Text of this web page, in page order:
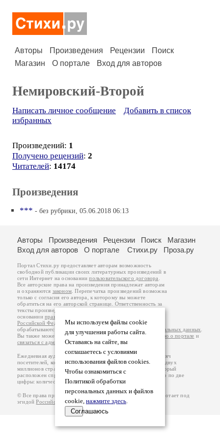
Авторы Произведения Рецензии
Поиск
Магазин
О портале Вход для авторов
Немировский-Второй
Написать личное сообщение
Добавить в список
избранных
Произведений: 1
Получено рецензий: 2
Читателей: 14174
Произведения
*** - без рубрики, 05.06.2018 06:13
Мы используем файлы cookie
для улучшения работы сайта.
Оставаясь на сайте, вы
соглашаетесь с условиями
использования файлов cookies.
Чтобы ознакомиться с
Политикой обработки
персональных данных и файлов
cookie, нажмите здесь.
Соглашаюсь
Авторы Произведения Рецензии Поиск
Магазин
Вход для авторов
О портале Стихи.ру Проза.ру
Портал Стихи.ру предоставляет авторам возможность
свободной публикации своих литературных произведений в
сети Интернет на основаниипользовательского договора
Все авторские права на произведения принадлежат авторам
и охраняются законом . Перепечатка произведений возможна
только с согласия его автора, к которому вы можете
обратиться на его авторской странице. Ответственность за
тексты произведений авторы несут самостоятельно на
основанииправил публикации
Российской Федерации. Данные пользователей
обрабатываются на основании
Политики обработки персональных данных
Вы также можете посмотреть более подробнуюинформацию о портале и
связаться с администрацией.
Ежедневная аудитория портала Стихи.ру – порядка 200 тысяч
посетителей, которые в общей сумме просматривают более двух
миллионов страниц по данным счетчика посещаемости, который
расположен справа от этого текста. В каждой графе указано по две
цифры: количество просмотров и количество посетителей.
© Все права принадлежат авторам, 2000-2026. Портал работает под
эгидойРоссийского союза писателей.18+